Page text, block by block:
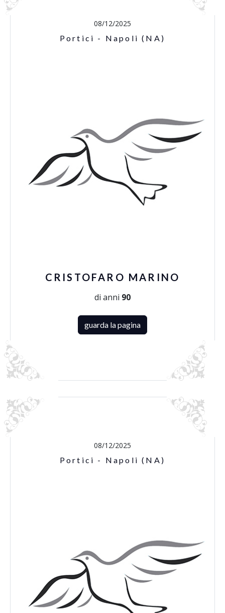
08/12/2025
Portici - Napoli (NA)
CRISTOFARO MARINO
di anni 90
guarda la pagina
08/12/2025
Portici - Napoli (NA)